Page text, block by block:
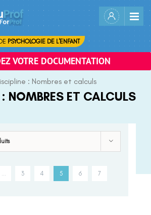
PSYCHOLOGIE DE L'ENFANT
VOTRE DOCUMENTATION
: Nombres et calculs
NOMBRES ET CALCULS
3 4 5 6 7